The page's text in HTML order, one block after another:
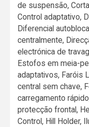
de suspensão,
Control adaptativo,
Diferencial
centralmente,
electrónica de
Estofos em meia-
adaptativos, Faróis
central sem chave,
carregamento
protecção frontal,
Control, Hill Holder,